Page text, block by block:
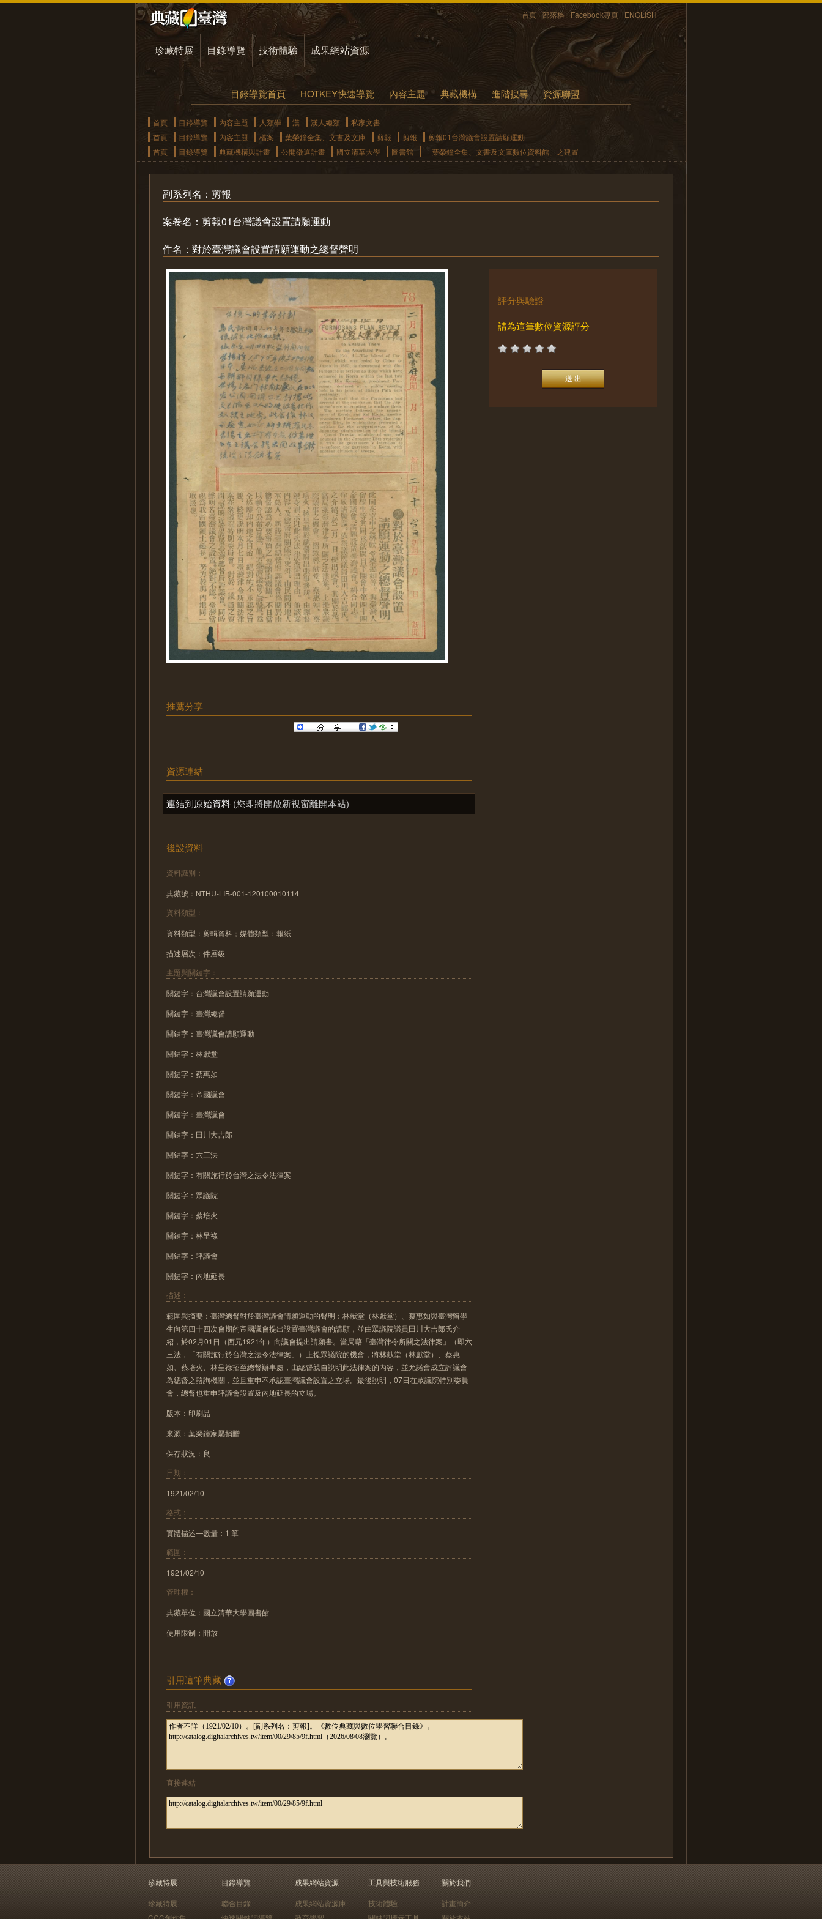
首頁 部落格 Facebook專頁 ENGLISH
珍藏特展 目錄導覽 技術體驗 成果網站資源
目錄導覽首頁 HOTKEY快速導覽 內容主題 典藏機構 進階搜尋 資源聯盟
首頁 目錄導覽 內容主題 人類學 漢 漢人總類
私家文書
首頁
目錄導覽 內容主題 檔案 葉榮鐘全集、文書及文庫 剪報 剪報
剪報01台灣議會設置請願運動
首頁
目錄導覽 典藏機構與計畫 公開徵選計畫 國立清華大學 圖書館 「葉榮鐘全集、文書及文庫數位資料館」之建置
副系列名：剪報
案卷名：剪報01台灣議會設置請願運動
件名：對於臺灣議會設置請願運動之總督聲明
推薦分享
資源連結
連結到原始資料 (您即將開啟新視窗離開本站)
後設資料
資料識別：
典藏號：NTHU-LIB-001-120100010114
資料類型：
資料類型：剪輯資料；媒體類型：報紙
描述層次：件層級
主題與關鍵字：
關鍵字：台灣議會設置請願運動
關鍵字：臺灣總督
關鍵字：臺灣議會請願運動
關鍵字：林獻堂
關鍵字：蔡惠如
關鍵字：帝國議會
關鍵字：臺灣議會
關鍵字：田川大吉郎
關鍵字：六三法
關鍵字：有關施行於台灣之法令法律案
關鍵字：眾議院
關鍵字：蔡培火
關鍵字：林呈祿
關鍵字：評議會
關鍵字：內地延長
描述：
範圍與摘要：臺灣總督對於臺灣議會請願運動的聲明：林献堂（林獻堂）、蔡惠如與臺灣留學
生向第四十四次會期的帝國議會提出設置臺灣議會的請願，並由眾議院議員田川大吉郎氏介
紹，於02月01日（西元1921年）向議會提出請願書。當局藉「臺灣律令所關之法律案」（即六
三法，「有關施行於台灣之法令法律案」）上提眾議院的機會，將林献堂（林獻堂）、蔡惠
如、蔡培火、林呈祿招至總督辦事處，由總督親自說明此法律案的內容，並允諾會成立評議會
為總督之諮詢機關，並且重申不承認臺灣議會設置之立場。最後說明，07日在眾議院特別委員
會，總督也重申評議會設置及內地延長的立場。
版本：印刷品
來源：葉榮鐘家屬捐贈
保存狀況：良
日期：
1921/02/10
格式：
實體描述—數量：1 筆
範圍：
1921/02/10
管理權：
典藏單位：國立清華大學圖書館
使用限制：開放
引用這筆典藏
引用資訊
直接連結
評分與驗證
請為這筆數位資源評分
珍藏特展
珍藏特展
目錄導覽
聯合目錄
成果網站資源
成果網站資源庫
工具與技術服務
技術體驗
關於我們
計畫簡介